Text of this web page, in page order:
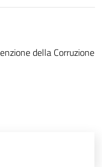
della Corruzione